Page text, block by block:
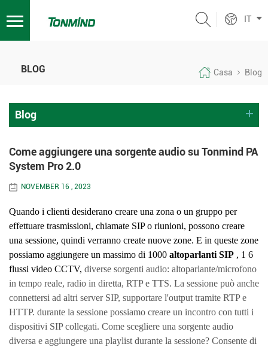
IT
BLOG Casa Blog
Blog
Come aggiungere una sorgente audio su Tonmind PA
System Pro 2.0
NOVEMBER 16 , 2023
Quando i clienti desiderano creare una zona o un gruppo per
effettuare trasmissioni, chiamate SIPo riunioni, possono creare
una sessione, quindi verranno create nuove zone. E in queste zone
possiamo aggiungere un massimo di 1000 altoparlanti SIP , 1 6
flussi video CCTV, diverse sorgenti audio: altoparlante/microfono
in tempo reale, radio in diretta, RTP e TTS. La sessione può anche
connettersi ad altri server SIP, supportare l'output tramite RTP e
HTTP. durante la sessione possiamo creare un incontro con tutti i
dispositivi SIP collegati. Come scegliere una sorgente audio
diversa e aggiungere una playlist durante la sessione? Consente di